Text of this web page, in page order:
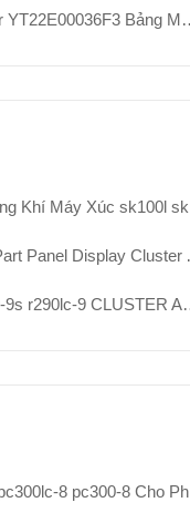
Máy Tính Cho Kobelco sk75-8 sk330-8
sk200lc sk120lc YN20M01088P1 Bảng Điều Khiển
30013 r140lc-7 r160lc-7 r180lc-7 r210lc-7 r250lc-7
9 r200w-9 Bảng Hiển Thị 21Q6-30102 21Q6-40300
Xúc Komatsu 707-01-0A452 Chất Lượng Cao Hậu Mãi